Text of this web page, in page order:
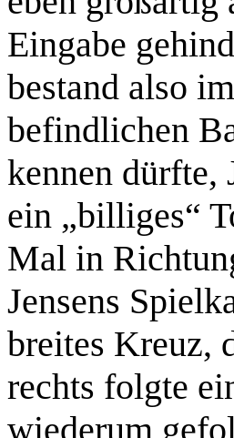
Eingabe
bestand also
befindlichen
kennen dürfte,
ein „billiges“
Mal in
Jensens
breites Kreuz,
rechts folgte
wiederum